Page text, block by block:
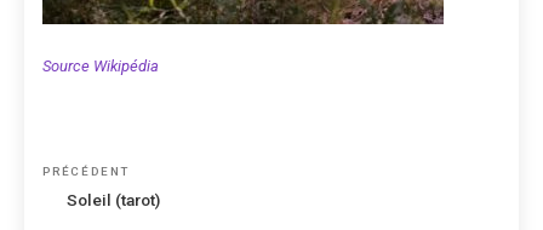
Source Wikipédia
Navigation
Article
précédent
PRÉCÉDENT
Soleil (tarot)